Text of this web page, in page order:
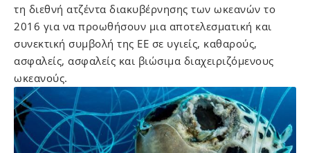
τη διεθνή ατζέντα διακυβέρνησης των ωκεανών το
2016 για να προωθήσουν μια αποτελεσματική και
συνεκτική συμβολή της ΕΕ σε υγιείς, καθαρούς,
ασφαλείς, ασφαλείς και βιώσιμα διαχειριζόμενους
ωκεανούς.